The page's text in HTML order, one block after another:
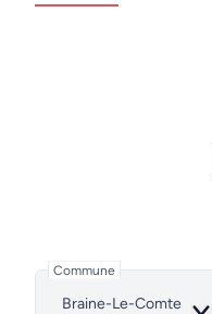
Commune
Braine-Le-Comte